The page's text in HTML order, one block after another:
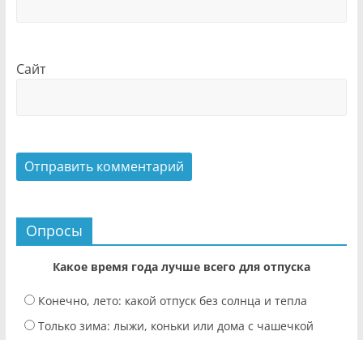
Сайт
Опросы
Какое время года лучше всего для отпуска
Конечно, лето: какой отпуск без солнца и тепла
Только зима: лыжи, коньки или дома с чашечкой